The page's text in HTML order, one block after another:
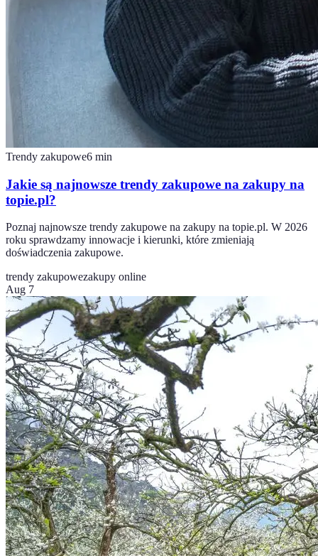
Trendy zakupowe6 min
Jakie są najnowsze trendy zakupowe na zakupy na
topie.pl?
Poznaj najnowsze trendy zakupowe na zakupy na topie.pl. W 2026
roku sprawdzamy innowacje i kierunki, które zmieniają
doświadczenia zakupowe.
trendy zakupowezakupy online
Aug 7